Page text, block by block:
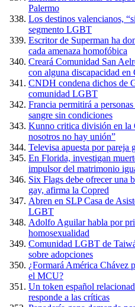
Palermo
Los destinos valencianos,
segmento LGBT
Escritor de Superman ha
cada amenaza homofóbica
Creará Comunidad San
con alguna discapacidad en
CNDH condena dichos de
comunidad LGBT
Francia permitirá a
sangre sin condiciones
Kunno critica división en la
nosotros no hay unión”
Televisa apuesta por pareja
En Florida, investigan
impulsor del matrimonio
Six Flags debe ofrecer una
gay, afirma la Copred
Abren en SLP Casa de
LGBT
Adolfo Aguilar habla por
homosexualidad
Comunidad LGBT de
sobre adopciones
¿Formará América Chávez
el MCU?
Un token español
responde a las críticas